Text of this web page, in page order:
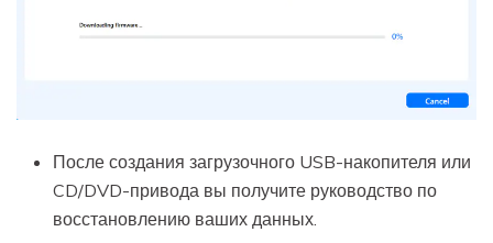
После создания загрузочного USB-накопителя или
CD/DVD-привода вы получите руководство по
восстановлению ваших данных.